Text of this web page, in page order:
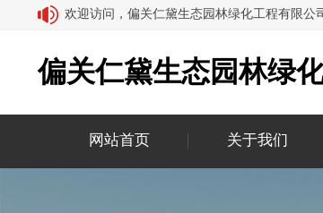
欢迎访问，偏关仁黛生态园林绿化工程有限公
偏关仁黛生态园林绿
网站首页 关于我们